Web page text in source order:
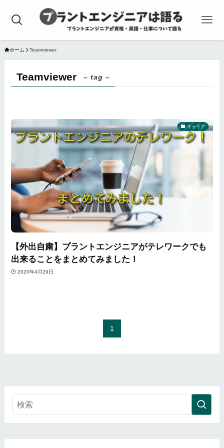
ホーム Teamviewer
Teamviewer – tag –
キャリア
【外出自粛】プラントエンジニアがテレワークでも
出来ることをまとめてみました！
2020年4月29日
1